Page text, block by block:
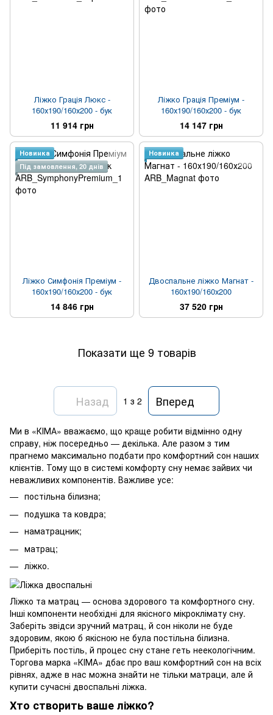
Ліжко Грація Люкс -
160х190/160х200 - бук
11 914 грн
Ліжко Грація Преміум -
160х190/160х200 - бук
14 147 грн
Новинка
Під замовлення, 20 днів
Ліжко Симфонія Преміум -
160х190/160х200 - бук
14 846 грн
Новинка
Двоспальне ліжко Магнат -
160х190/160х200
37 520 грн
Показати ще 9 товарів
Назад 1 з 2 Вперед
Ми в «КІМА» вважаємо, що краще робити відмінно одну
справу, ніж посередньо — декілька. Але разом з тим
прагнемо максимально подбати про комфортний сон наших
клієнтів. Тому що в системі комфорту сну немає зайвих чи
неважливих компонентів. Важливе усе:
постільна білизна;
подушка та ковдра;
наматрацник;
матрац;
ліжко.
Ліжко та матрац — основа здорового та комфортного сну.
Інші компоненти необхідні для якісного мікроклімату сну.
Заберіть звідси зручний матрац, й сон ніколи не буде
здоровим, якою б якісною не була постільна білизна.
Приберіть постіль, й процес сну стане геть неекологічним.
Торгова марка «КІМА» дбає про ваш комфортний сон на всіх
рівнях, адже в нас можна знайти не тільки матраци, але й
купити сучасні двоспальні ліжка.
Хто створить ваше ліжко?